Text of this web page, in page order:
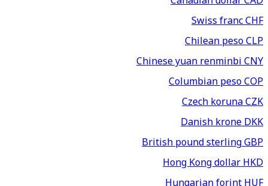
Swiss francCHF
Chilean pesoCLP
Chinese yuan renminbiCNY
Columbian pesoCOP
Czech korunaCZK
Danish kroneDKK
British pound sterlingGBP
Hong Kong dollarHKD